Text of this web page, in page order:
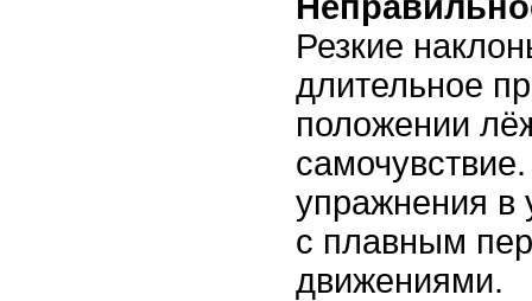
Резкие
длительное
положении
упражнения в
с плавным
движениями.